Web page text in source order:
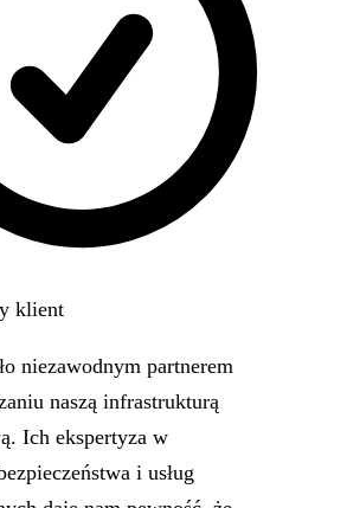
klient
niezawodnym partnerem
naszą infrastrukturą
Ich ekspertyza w
i usług